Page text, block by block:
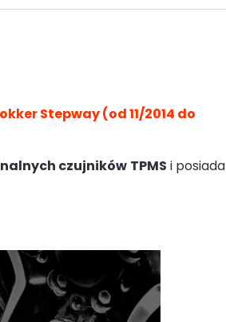
Stepway (od 11/2014 do
czujników TPMS i posiada